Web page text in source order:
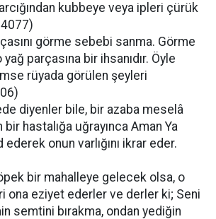
kubbeye veya ipleri çürük
görme sebebi sanma. Görme
yağ parçasına bir ihsanıdır. Öyle
rüyada görülen şeyleri
diyenler bile, bir azaba meselâ
hastalığa uğrayınca Aman Ya
onun varlığını ikrar eder.
bir mahalleye gelecek olsa, o
ona eziyet ederler ve derler ki; Seni
semtini bırakma, ondan yediğin